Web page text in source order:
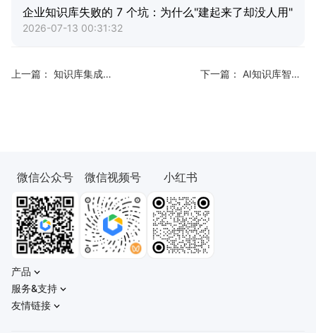
企业知识库失败的 7 个坑：为什么"建起来了却没人用"
2026-07-13 00:31:32
上一篇： 知识库集成：企业微信、飞书、微信机器人对接全指南 下一篇： AI知识库智能生成PPT，一键免费
微信公众号 微信视频号 小红书
产品
服务&支持
友情链接